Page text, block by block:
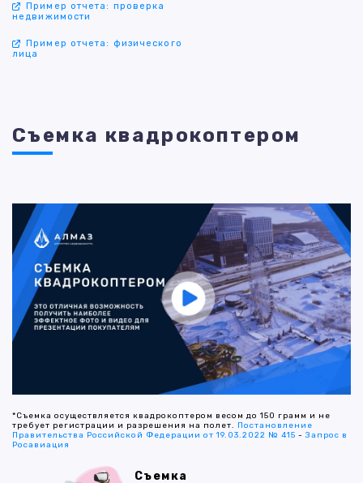
Пример отчета: проверка
недвижимости
Пример отчета: физического
лица
Съемка квадрокоптером
*Съемка осуществляется квадрокоптером весом до 150 грамм и не
требует регистрации и разрешения на полет. Постановление
Правительства Российской Федерации от 19.03.2022 № 415 -Запрос в
Росавиация
Съемка